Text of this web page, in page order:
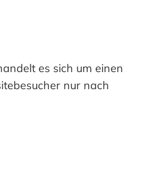
es sich um einen
nur nach